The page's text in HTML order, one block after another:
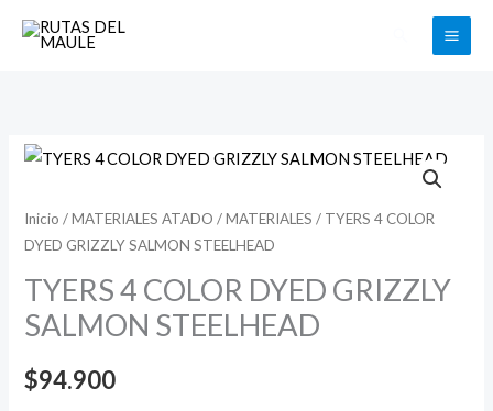
Buscar
Inicio /MATERIALES ATADO /MATERIALES / TYERS 4 COLOR
DYED GRIZZLY SALMON STEELHEAD
TYERS 4 COLOR DYED GRIZZLY
SALMON STEELHEAD
$94.900
TYERS
COLOR
DYED
GRIZZLY
SALMON
STEELHEAD
cantidad